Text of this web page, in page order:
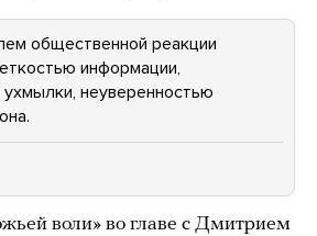
общественной реакции
информации,
неуверенностью
воли» во главе с Дмитрием